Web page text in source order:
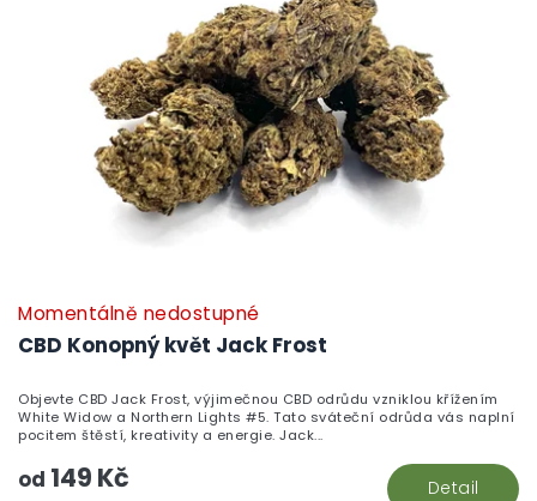
CBD Konopný květ Jack Frost
Momentálně nedostupné
od 149 Kč Detail
Objevte CBD Jack Frost, výjimečnou CBD odrůdu vzniklou křížením
White Widow a Northern Lights #5. Tato sváteční odrůda vás naplní
pocitem štěstí, kreativity a energie. Jack...